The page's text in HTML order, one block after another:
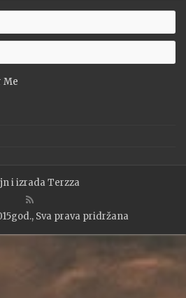
Me
i izradaTerzza
Sva prava pridržana
Powered By : XYZScripts.com